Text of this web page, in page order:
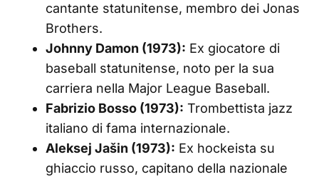
cantante statunitense, membro dei Jonas
Brothers.
Johnny Damon (1973): Ex giocatore di
baseball statunitense, noto per la sua
carriera nella Major League Baseball.
Fabrizio Bosso (1973): Trombettista jazz
italiano di fama internazionale.
Aleksej Jašin (1973): Ex hockeista su
ghiaccio russo, capitano della nazionale